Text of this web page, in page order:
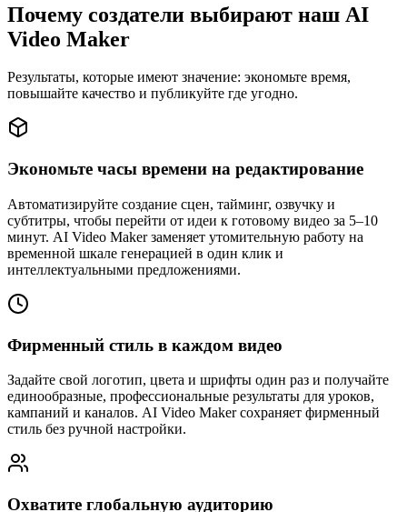
Почему создатели выбирают наш AI
Video Maker
Результаты, которые имеют значение: экономьте время,
повышайте качество и публикуйте где угодно.
Экономьте часы времени на редактирование
Автоматизируйте создание сцен, тайминг, озвучку и
субтитры, чтобы перейти от идеи к готовому видео за 5–10
минут. AI Video Maker заменяет утомительную работу на
временной шкале генерацией в один клик и
интеллектуальными предложениями.
Фирменный стиль в каждом видео
Задайте свой логотип, цвета и шрифты один раз и получайте
единообразные, профессиональные результаты для уроков,
кампаний и каналов. AI Video Maker сохраняет фирменный
стиль без ручной настройки.
Охватите глобальную аудиторию